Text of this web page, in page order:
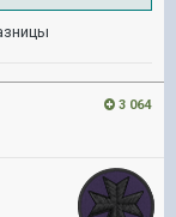
3 064